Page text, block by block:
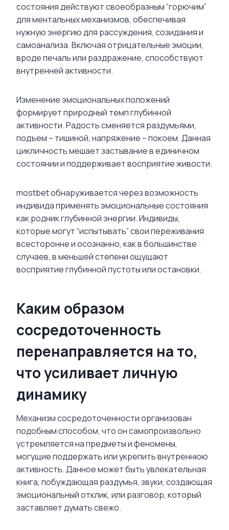
состояния действуют своеобразным “горючим”
для ментальных механизмов, обеспечивая
нужную энергию для рассуждения, созидания и
самоанализа. Включая отрицательные эмоции,
вроде печаль или раздражение, способствуют
внутренней активности.
Изменение эмоциональных положений
формирует природный темп глубинной
активности. Радость сменяется раздумьями,
подъем – тишиной, напряжение – покоем. Данная
цикличность мешает застывание в единичном
состоянии и поддерживает восприятие живости.
mostbet обнаруживается через возможность
индивида применять эмоциональные состояния
как родник глубинной энергии. Индивиды,
которые могут “испытывать” свои переживания
всесторонне и осознанно, как в большинстве
случаев, в меньшей степени ощущают
восприятие глубинной пустоты или остановки.
Каким образом
сосредоточенность
перенаправляется на то,
что усиливает личную
динамику
Механизм сосредоточенности организован
подобным способом, что он самопроизвольно
устремляется на предметы и феномены,
могущие поддержать или укрепить внутреннюю
активность. Данное может быть увлекательная
книга, побуждающая раздумья, звуки, создающая
эмоциональный отклик, или разговор, который
заставляет думать свежо.